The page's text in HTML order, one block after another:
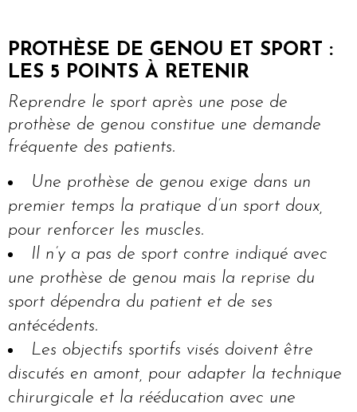
PROTHÈSE DE GENOU ET SPORT :
LES 5 POINTS À RETENIR
Reprendre le sport après une pose de
prothèse de genou constitue une demande
fréquente des patients.
Une prothèse de genou exige dans un
premier temps la pratique d’un sport doux,
pour renforcer les muscles.
Il n’y a pas de sport contre indiqué avec
une prothèse de genou mais la reprise du
sport dépendra du patient et de ses
antécédents.
Les objectifs sportifs visés doivent être
discutés en amont, pour adapter la technique
chirurgicale et la rééducation avec une